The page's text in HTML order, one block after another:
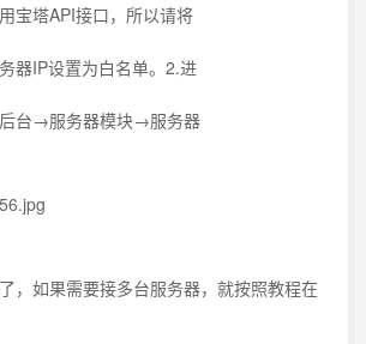
宝塔API接口，所以请将
器IP设置为白名单。2.进
台→服务器模块→服务器
，如果需要接多台服务器，就按照教程在